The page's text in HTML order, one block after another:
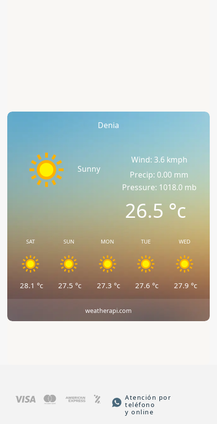
Denia
Sunny
Wind: 3.6 kmph
Precip: 0.00 mm
Pressure: 1018.0 mb
26.5°c
SAT
28.1 °c
SUN
27.5 °c
MON
27.3 °c
TUE
27.6 °c
WED
27.9 °c
weatherapi.com
Atención por
teléfono
y online